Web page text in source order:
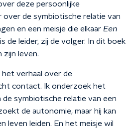
deze persoonlijke
over de symbiotische relatie van
en een meisje die elkaar Een
de leider, zij de volger. In dit boek
zijn leven.
verhaal over de
contact. Ik onderzoek het
symbiotische relatie van een
de autonomie, maar hij kan
leven leiden. En het meisje wil